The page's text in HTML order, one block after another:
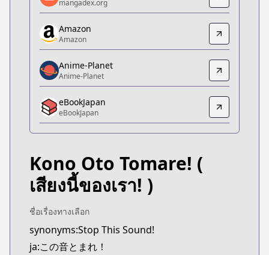
https://mangadex.org/title/df9be021-ff37-419e-
Amazon
Amazon
https://www.amazon.co.jp/dp/B074C9FHCY
Anime-Planet
Anime-Planet
https://www.anime-planet.com/manga/kono-oto-
eBookJapan
eBookJapan
Official Raw
Official Raw
https://shonenjumpplus.com/episode/
Kitsu
Kitsu
https://kitsu.app/manga/319
MangaUpdates
mangadex.org
Amazon
Amazon
Anime-Planet
Anime-Planet
eBookJapan
eBookJapan
Kono Oto Tomare! (
เสียงนี้ของเรา! )
ชื่อเรื่องทางเลือก
synonyms:Stop This Sound!
ja:この音とまれ！